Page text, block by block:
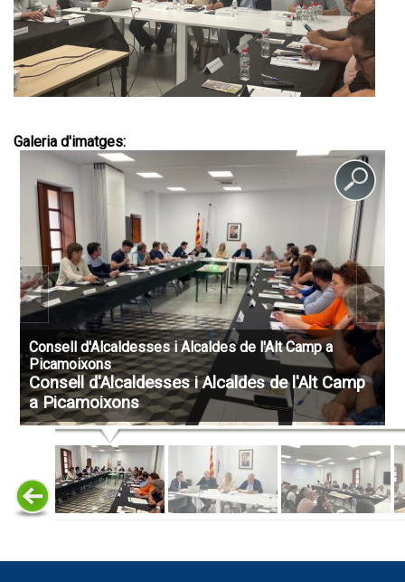
Galeria d'imatges:
Consell d'Alcaldesses i Alcaldes de l'Alt Camp a
Picamoixons
Consell d'Alcaldesses i Alcaldes de l'Alt Camp
a Picamoixons